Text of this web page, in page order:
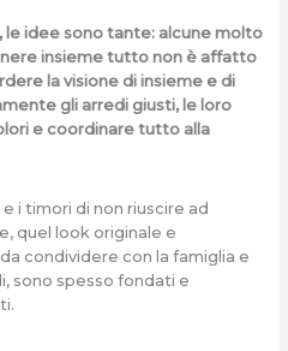
le idee sono tante: alcune molto
insieme tutto non è affatto
la visione di insieme e di
gli arredi giusti, le loro
e coordinare tutto alla
i timori di non riuscire ad
quel look originale e
condividere con la famiglia e
sono spesso fondati e